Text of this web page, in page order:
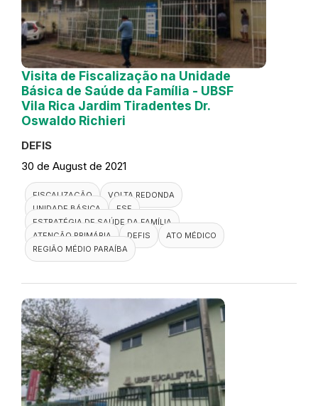
Visita de Fiscalização na Unidade
Básica de Saúde da Família - UBSF
Vila Rica Jardim Tiradentes Dr.
Oswaldo Richieri
DEFIS
30 de August de 2021
FISCALIZAÇÃO
VOLTA REDONDA
UNIDADE BÁSICA
ESF
ESTRATÉGIA DE SAÚDE DA FAMÍLIA
ATENÇÃO PRIMÁRIA
DEFIS
ATO MÉDICO
REGIÃO MÉDIO PARAÍBA